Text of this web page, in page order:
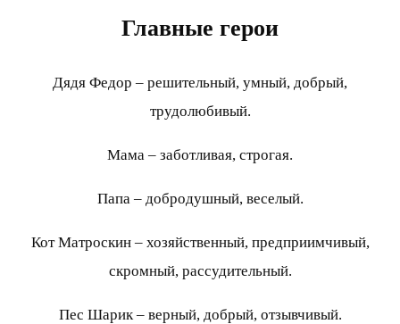
Главные герои
Дядя Федор – решительный, умный, добрый,
трудолюбивый.
Мама – заботливая, строгая.
Папа – добродушный, веселый.
Кот Матроскин – хозяйственный, предприимчивый,
скромный, рассудительный.
Пес Шарик – верный, добрый, отзывчивый.